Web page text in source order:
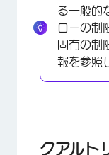
る一般的
ローの制
固有の制
報を参照
クアルト